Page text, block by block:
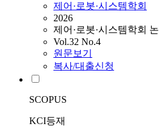
제어·로봇·시스템학회
2026
제어·로봇·시스템학회 논
Vol.32 No.4
원문보기
복사/대출신청
SCOPUS
KCI등재